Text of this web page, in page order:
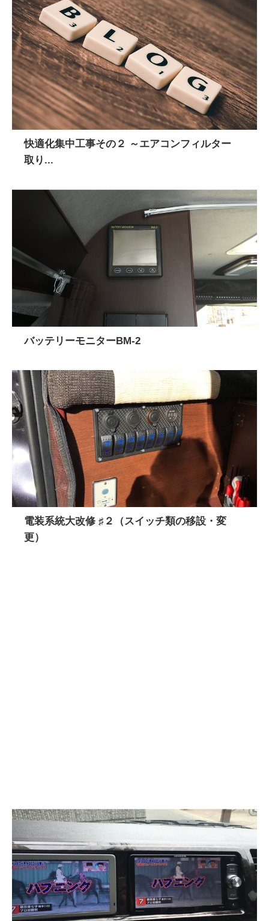
快適化集中工事その２ ～エアコンフィルター
取り...
バッテリーモニターBM-2
電装系統大改修 ♯２（スイッチ類の移設・変
更）